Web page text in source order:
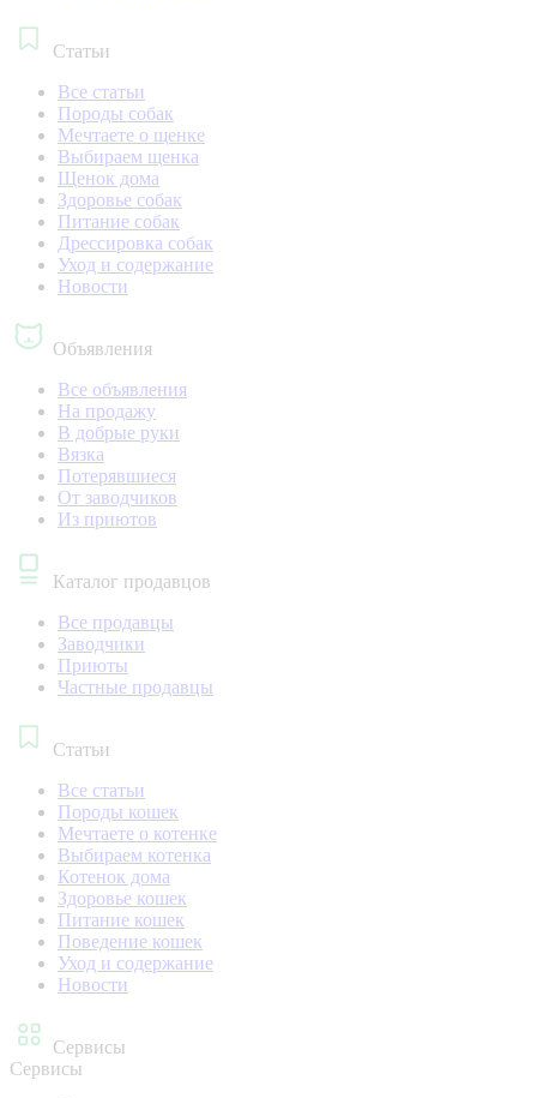
Статьи
Все статьи
Породы собак
Мечтаете о щенке
Выбираем щенка
Щенок дома
Здоровье собак
Питание собак
Дрессировка собак
Уход и содержание
Новости
Объявления
Все объявления
На продажу
В добрые руки
Вязка
Потерявшиеся
От заводчиков
Из приютов
Каталог продавцов
Все продавцы
Заводчики
Приюты
Частные продавцы
Статьи
Все статьи
Породы кошек
Мечтаете о котенке
Выбираем котенка
Котенок дома
Здоровье кошек
Питание кошек
Поведение кошек
Уход и содержание
Новости
Сервисы
Сервисы